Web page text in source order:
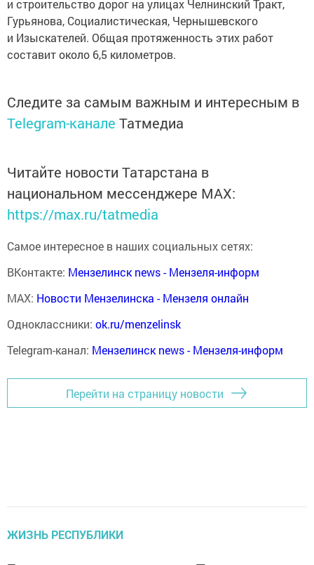
и строительство дорог на улицах Челнинский Тракт,
Гурьянова, Социалистическая, Чернышевского
и Изыскателей. Общая протяженность этих работ
составит около 6,5 километров.
Следите за самым важным и интересным в
Telegram-канале Татмедиа
Читайте новости Татарстана в
национальном мессенджере MАХ:
https://max.ru/tatmedia
Самое интересное в наших социальных сетях:
ВКонтакте: Мензелинск news - Мензеля-информ
MAX: Новости Мензелинска - Мензеля онлайн
Одноклассники: ok.ru/menzelinsk
Telegram-канал: Мензелинск news - Мензеля-информ
Перейти на страницу новости
ЖИЗНЬ РЕСПУБЛИКИ